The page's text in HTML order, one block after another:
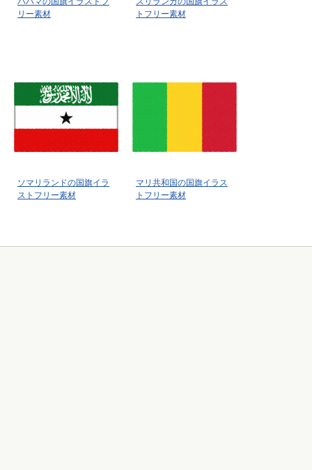
リー素材
トフリー素材
ソマリランドの国旗イラ
ストフリー素材
マリ共和国の国旗イラス
トフリー素材